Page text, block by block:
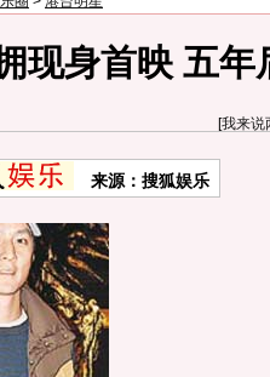
现身首映 五年
[我来说
来源：搜狐娱乐